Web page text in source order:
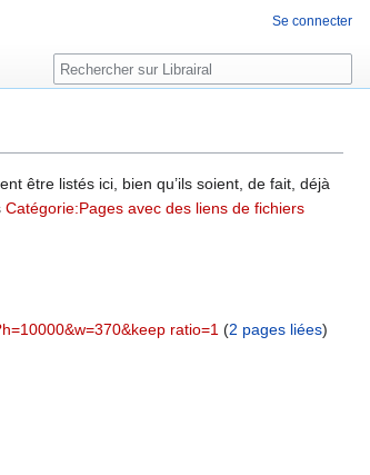
être listés ici, bien qu’ils soient, de fait, déjà
Catégorie:Pages avec des liens de fichiers
ratio=1‏‎ (2 pages liées)
Se connecter
Rechercher